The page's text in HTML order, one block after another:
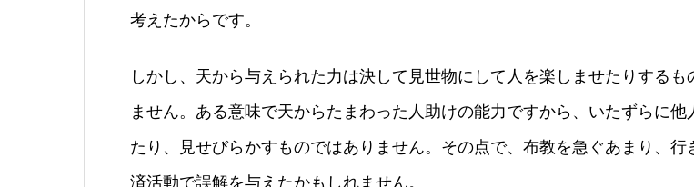
考えたからです。
しかし、天から与えられた力は決して見世物にして人を楽しませたりするも
ません。ある意味で天からたまわった人助けの能力ですから、いたずらに他
たり、見せびらかすものではありません。その点で、布教を急ぐあまり、行
済活動で誤解を与えたかもしれません。